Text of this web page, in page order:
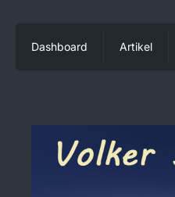
Dashboard Artikel